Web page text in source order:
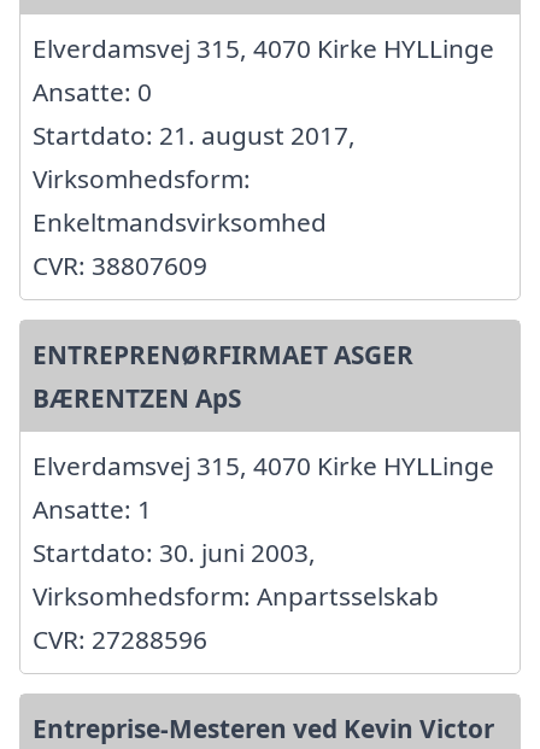
Elverdamsvej 315, 4070 Kirke HYLLinge
Ansatte: 0
Startdato: 21. august 2017,
Virksomhedsform:
Enkeltmandsvirksomhed
CVR: 38807609
ENTREPRENØRFIRMAET ASGER
BÆRENTZEN ApS
Elverdamsvej 315, 4070 Kirke HYLLinge
Ansatte: 1
Startdato: 30. juni 2003,
Virksomhedsform: Anpartsselskab
CVR: 27288596
Entreprise-Mesteren ved Kevin Victor